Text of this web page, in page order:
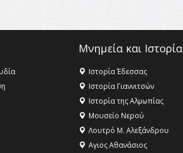
Μνημεία και Ιστορία
Ιστορία Έδεσσας
Ιστορία Γιαννιτσών
Ιστορία της Αλμωπίας
Μουσείο Νερού
Λουτρό Μ. Αλεξάνδρου
Αγιος Αθανάσιος